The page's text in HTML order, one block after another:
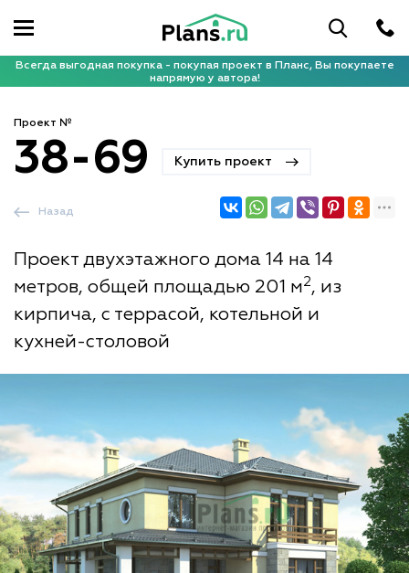
Всегда выгодная покупка - покупая проект в Планс, Вы покупаете
напрямую у автора!
Проект №
38-69 Купить проект
Проект двухэтажного дома 14 на 14
метров, общей площадью 201 м2, из
кирпича, с террасой, котельной и
кухней-столовой
Назад